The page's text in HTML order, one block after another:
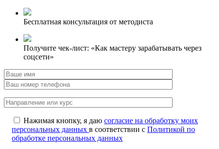
Бесплатная консультация от методиста
Получите чек-лист: «Как мастеру зарабатывать через
соцсети»
Нажимая кнопку, я даю согласие на обработку моих
персональных данных в соответствии с Политикой по
обработке персональных данных